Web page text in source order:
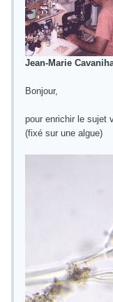
Jean-Marie
Bonjour,
pour enrichir le sujet
(fixé sur une algue)